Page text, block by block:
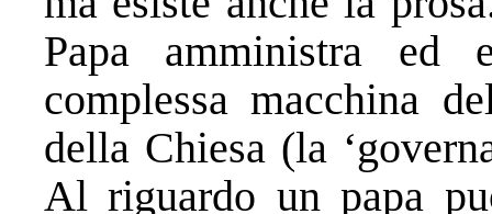
Papa amministra ed
complessa macchina
della Chiesa (la
Al riguardo un papa